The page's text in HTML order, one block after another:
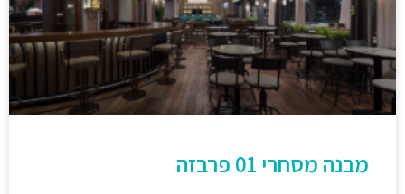
מבנה מסחרי 01 פרבזה